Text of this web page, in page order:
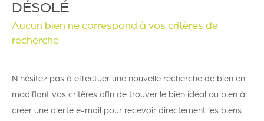
DÉSOLÉ
Aucun bien ne correspond à vos critères de
recherche
N'hésitez pas à effectuer une nouvelle recherche de bien en
modifiant vos critères afin de trouver le bien idéal ou bien à
créer une alerte e-mail pour recevoir directement les biens